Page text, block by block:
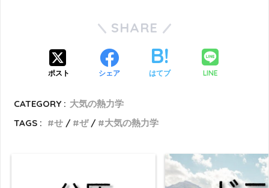
SHARE
ポスト シェア はてブ LINE
CATEGORY : 大気の熱力学
TAGS :
せ ぜ 大気の熱力学